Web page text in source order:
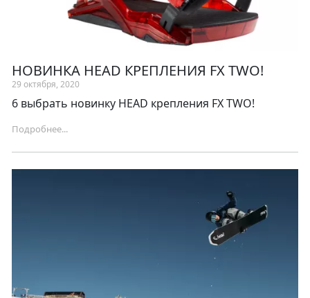
НОВИНКА HEAD КРЕПЛЕНИЯ FX TWO!
29 октября, 2020
6 выбрать новинку HEAD крепления FX TWO!
Подробнее...